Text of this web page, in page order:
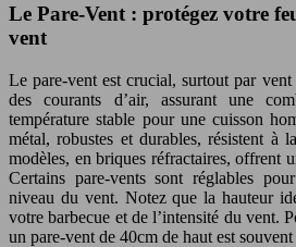
Le Pare-Vent : protégez votre
vent
Le pare-vent est crucial, surtout par
des courants d’air, assurant une
température stable pour une cuisson
métal, robustes et durables, résistent à
modèles, en briques réfractaires, offrent
Certains pare-vents sont réglables
niveau du vent. Notez que la hauteur
votre barbecue et de l’intensité du vent.
un pare-vent de 40cm de haut est